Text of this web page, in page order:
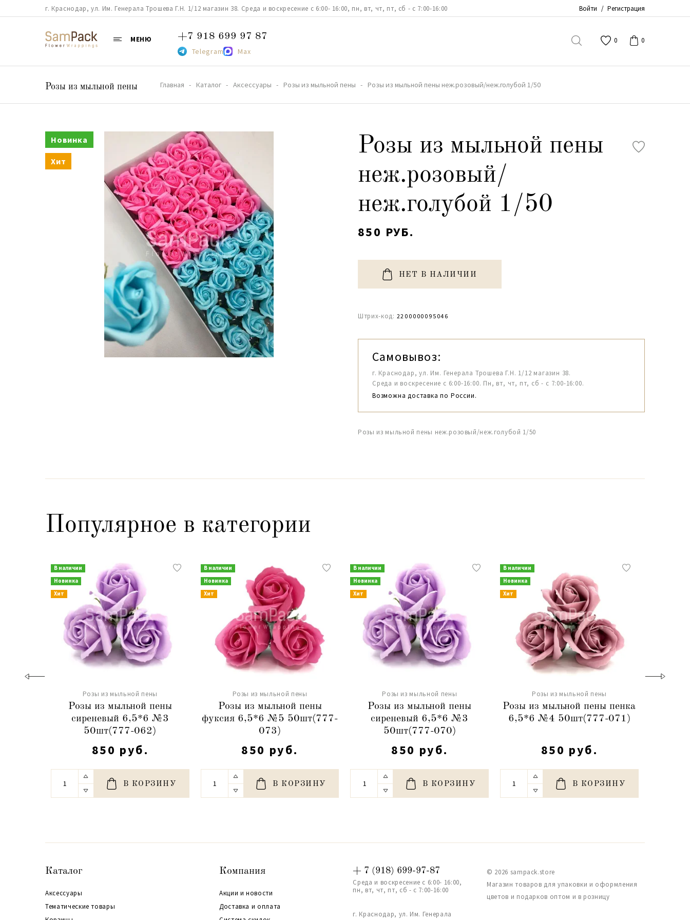
г. Краснодар, ул. Им. Генерала Трошева Г.Н. 1/12 магазин 38. Среда и воскресение с 6:00- 16:00, пн, вт, чт, пт, сб - с 7:00-16:00 Войти / Регистрация
МЕНЮ +7 918 699 97 87
Telegram Max
0 0
Розы из мыльной пены Главная Каталог Аксессуары Розы из мыльной пены Розы из мыльной пены неж.розовый/неж.голубой 1/50
Новинка
Хит
Розы из мыльной пены
неж.розовый/
неж.голубой 1/50
850 РУБ.
НЕТ В НАЛИЧИИ
Штрих-код: 2200000095046
Самовывоз:
г. Краснодар, ул. Им. Генерала Трошева Г.Н. 1/12 магазин 38.
Среда и воскресение с 6:00-16:00. Пн, вт, чт, пт, сб - с 7:00-16:00.
Возможна доставка по России.
Розы из мыльной пены неж.розовый/неж.голубой 1/50
Популярное в категории
В наличии
Новинка
Хит
Розы из мыльной пены
Розы из мыльной пены
сиреневый 6,5*6 №3
50шт(777-062)
850 руб.
В КОРЗИНУ
В наличии
Новинка
Хит
Розы из мыльной пены
Розы из мыльной пены
фуксия 6,5*6 №5 50шт(777-
073)
850 руб.
В КОРЗИНУ
В наличии
Новинка
Хит
Розы из мыльной пены
Розы из мыльной пены
сиреневый 6,5*6 №3
50шт(777-070)
850 руб.
В КОРЗИНУ
В наличии
Новинка
Хит
Розы из мыльной пены
Розы из мыльной пены пенка
6,5*6 №4 50шт(777-071)
850 руб.
В КОРЗИНУ
Каталог
Аксессуары
Тематические товары
Компания
Акции и новости
Доставка и оплата
+ 7 (918) 699-97-87
Среда и воскресение с 6:00- 16:00,
пн, вт, чт, пт, сб - с 7:00-16:00
г. Краснодар, ул. Им. Генерала
© 2026 sampack.store
Магазин товаров для упаковки и оформления
цветов и подарков оптом и в розницу